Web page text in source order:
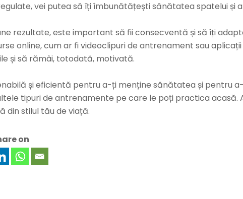
vei putea să îți îmbunătățești sănătatea spatelui și a
rezultate, este important să fii consecventă și să îți
online, cum ar fi videoclipuri de antrenament sau
și să rămâi, totodată, motivată.
și eficientă pentru a-ți menține sănătatea și pentru
tipuri de antrenamente pe care le poți practica acasă.
din stilul tău de viață.
on